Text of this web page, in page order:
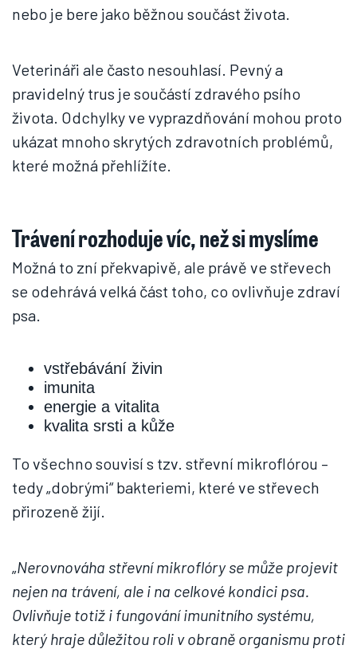
nebo je bere jako běžnou součást života.
Veterináři ale často nesouhlasí. Pevný a
pravidelný trus je součástí zdravého psího
života. Odchylky ve vyprazdňování mohou proto
ukázat mnoho skrytých zdravotních problémů,
které možná přehlížíte.
Trávení rozhoduje víc, než si myslíme
Možná to zní překvapivě, ale právě ve střevech
se odehrává velká část toho, co ovlivňuje zdraví
psa.
vstřebávání živin
imunita
energie a vitalita
kvalita srsti a kůže
To všechno souvisí s tzv. střevní mikroflórou –
tedy „dobrými“ bakteriemi, které ve střevech
přirozeně žijí.
„Nerovnováha střevní mikroflóry se může projevit
nejen na trávení, ale i na celkové kondici psa.
Ovlivňuje totiž i fungování imunitního systému,
který hraje důležitou roli v obraně organismu proti